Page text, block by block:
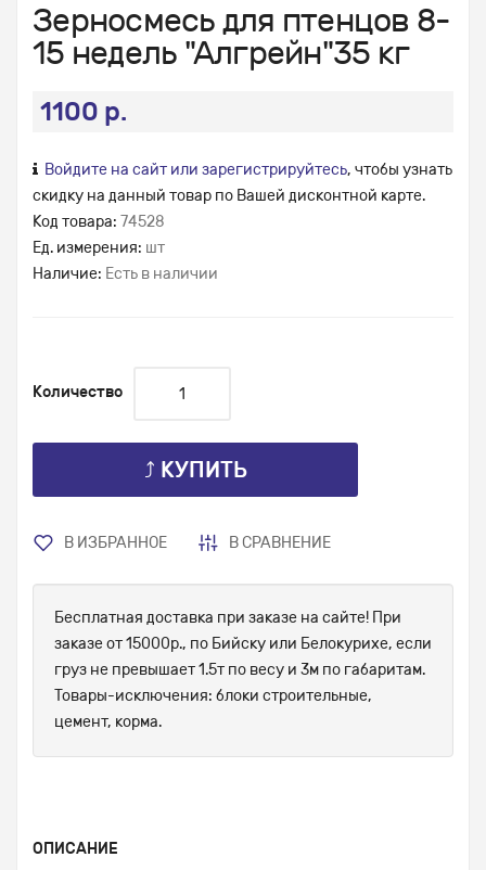
Зерносмесь для птенцов 8-
15 недель "Алгрейн"35 кг
1100 р.
Войдите на сайт или зарегистрируйтесь, чтобы узнать
скидку на данный товар по Вашей дисконтной карте.
Код товара: 74528
Ед. измерения: шт
Наличие: Есть в наличии
Количество
⤴ КУПИТЬ
В ИЗБРАННОЕ В СРАВНЕНИЕ
Бесплатная доставка при заказе на сайте! При
заказе от 15000р., по Бийску или Белокурихе, если
груз не превышает 1.5т по весу и 3м по габаритам.
Товары-исключения: блоки строительные,
цемент, корма.
ОПИСАНИЕ